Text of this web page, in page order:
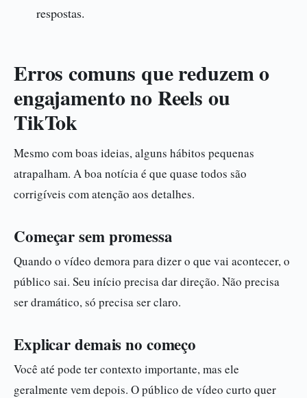
respostas.
Erros comuns que reduzem o
engajamento no Reels ou
TikTok
Mesmo com boas ideias, alguns hábitos pequenas
atrapalham. A boa notícia é que quase todos são
corrigíveis com atenção aos detalhes.
Começar sem promessa
Quando o vídeo demora para dizer o que vai acontecer, o
público sai. Seu início precisa dar direção. Não precisa
ser dramático, só precisa ser claro.
Explicar demais no começo
Você até pode ter contexto importante, mas ele
geralmente vem depois. O público de vídeo curto quer